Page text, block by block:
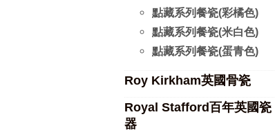
點藏系列餐瓷(彩橘色)
點藏系列餐瓷(米白色)
點藏系列餐瓷(蛋青色)
Roy Kirkham英國骨瓷
Royal Stafford百年英國瓷
器